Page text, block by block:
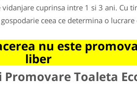
cuprinsa intre 1 si 3 ani. Cu
ceea ce determina o
nu este
liber
Promovare Toaleta